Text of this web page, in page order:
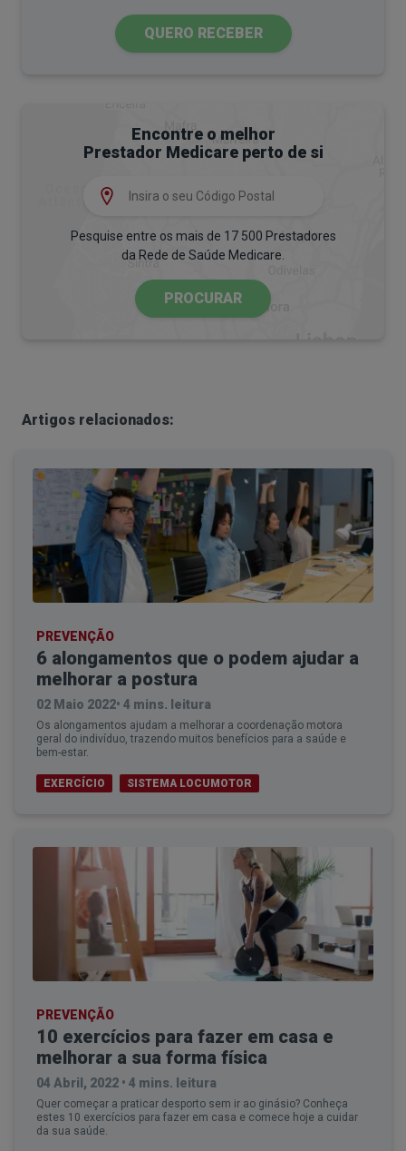
QUERO RECEBER
Encontre o melhor
Prestador Medicare perto de si
Pesquise entre os mais de 17 500 Prestadores
da Rede de Saúde Medicare.
PROCURAR
Artigos relacionados:
PREVENÇÃO
6 alongamentos que o podem ajudar a
melhorar a postura
02 Maio 2022• 4 mins. leitura
Os alongamentos ajudam a melhorar a coordenação motora
geral do indivíduo, trazendo muitos benefícios para a saúde e
bem-estar.
EXERCÍCIO SISTEMA LOCUMOTOR
PREVENÇÃO
10 exercícios para fazer em casa e
melhorar a sua forma física
04 Abril, 2022 • 4 mins. leitura
Quer começar a praticar desporto sem ir ao ginásio? Conheça
estes 10 exercícios para fazer em casa e comece hoje a cuidar
da sua saúde.